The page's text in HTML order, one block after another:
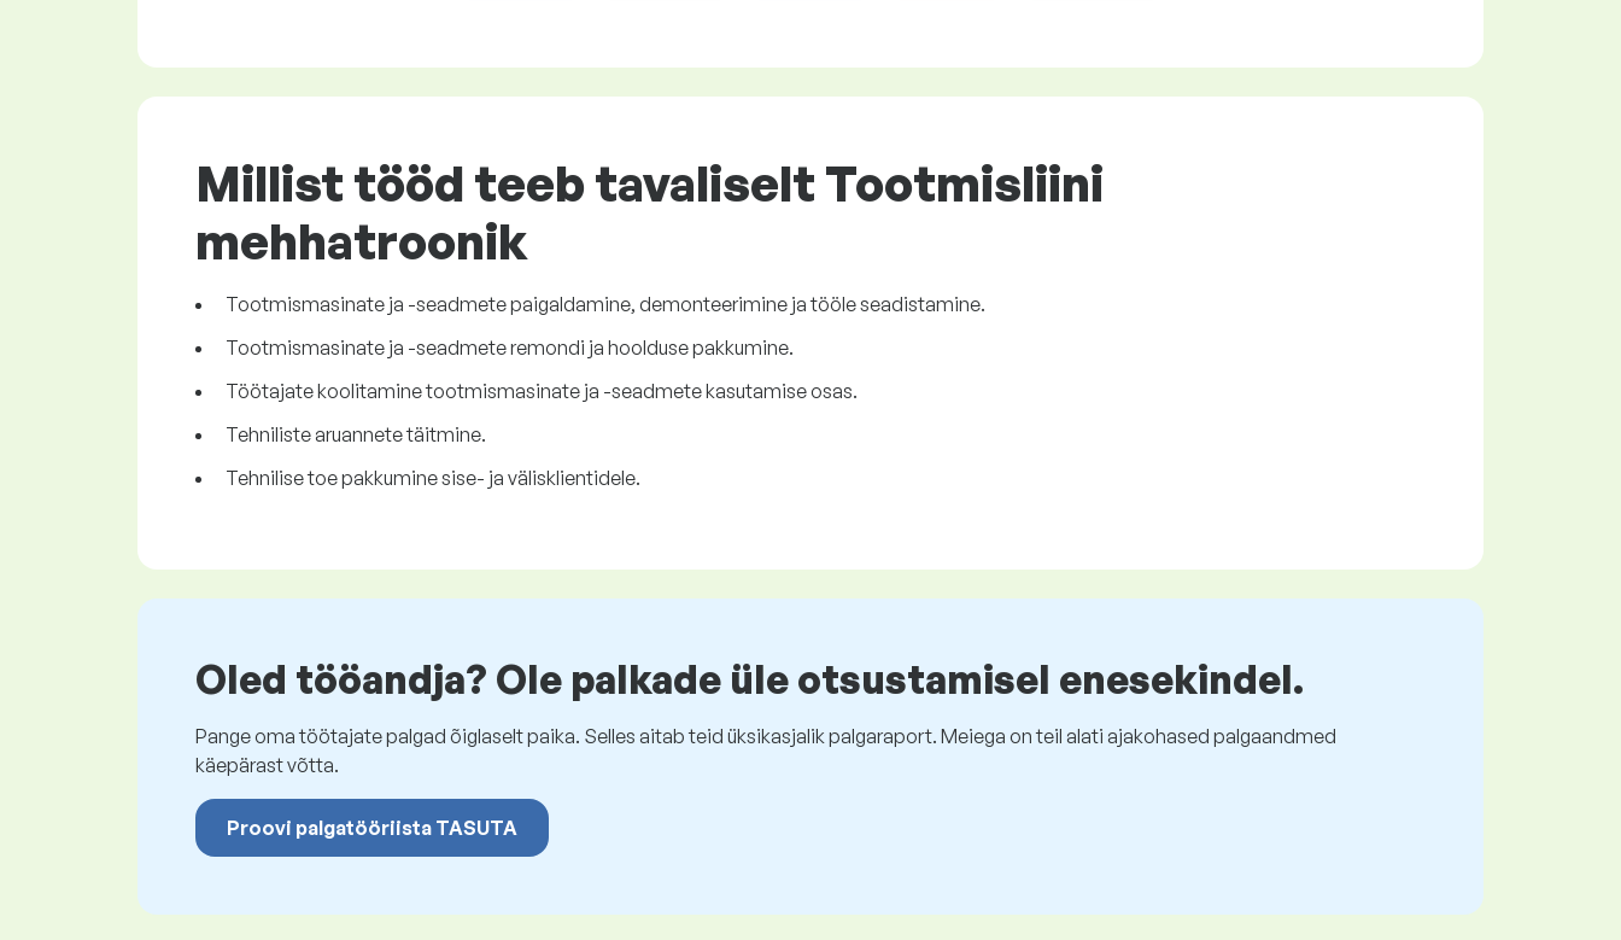
Millist tööd teeb tavaliselt Tootmisliini
mehhatroonik
Tootmismasinate ja -seadmete paigaldamine, demonteerimine ja tööle seadistamine.
Tootmismasinate ja -seadmete remondi ja hoolduse pakkumine.
Töötajate koolitamine tootmismasinate ja -seadmete kasutamise osas.
Tehniliste aruannete täitmine.
Tehnilise toe pakkumine sise- ja välisklientidele.
Oled tööandja? Ole palkade üle otsustamisel enesekindel.
Pange oma töötajate palgad õiglaselt paika. Selles aitab teid üksikasjalik palgaraport. Meiega on teil alati ajakohased palgaandmed
käepärast võtta.
Proovi palgatööriista TASUTA